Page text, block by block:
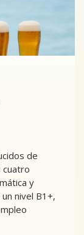
de
cuatro
y
nivel B1+,